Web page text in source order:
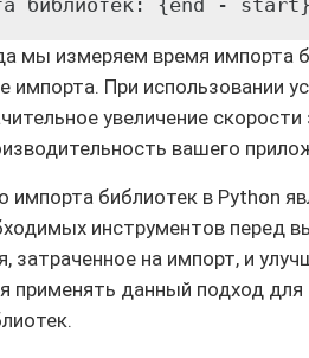
библиотек: {end -
мы измеряем время импорта
импорта. При использовании
увеличение
вашего
импорта библиотек в Python
инструментов перед
затраченное на импорт, и
применять данный подход